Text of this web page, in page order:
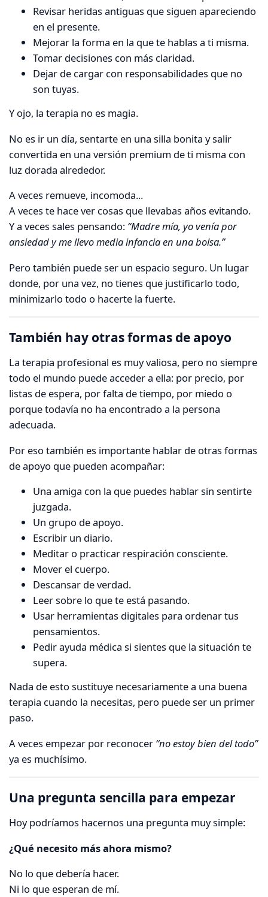
Revisar heridas antiguas que siguen apareciendo
en el presente.
Mejorar la forma en la que te hablas a ti misma.
Tomar decisiones con más claridad.
Dejar de cargar con responsabilidades que no
son tuyas.
Y ojo, la terapia no es magia.
No es ir un día, sentarte en una silla bonita y salir
convertida en una versión premium de ti misma con
luz dorada alrededor.
A veces remueve, incomoda...
A veces te hace ver cosas que llevabas años evitando.
Y a veces sales pensando: “Madre mía, yo venía por
ansiedad y me llevo media infancia en una bolsa.”
Pero también puede ser un espacio seguro. Un lugar
donde, por una vez, no tienes que justificarlo todo,
minimizarlo todo o hacerte la fuerte.
También hay otras formas de apoyo
La terapia profesional es muy valiosa, pero no siempre
todo el mundo puede acceder a ella: por precio, por
listas de espera, por falta de tiempo, por miedo o
porque todavía no ha encontrado a la persona
adecuada.
Por eso también es importante hablar de otras formas
de apoyo que pueden acompañar:
Una amiga con la que puedes hablar sin sentirte
juzgada.
Un grupo de apoyo.
Escribir un diario.
Meditar o practicar respiración consciente.
Mover el cuerpo.
Descansar de verdad.
Leer sobre lo que te está pasando.
Usar herramientas digitales para ordenar tus
pensamientos.
Pedir ayuda médica si sientes que la situación te
supera.
Nada de esto sustituye necesariamente a una buena
terapia cuando la necesitas, pero puede ser un primer
paso.
A veces empezar por reconocer “no estoy bien del todo”
ya es muchísimo.
Una pregunta sencilla para empezar
Hoy podríamos hacernos una pregunta muy simple:
¿Qué necesito más ahora mismo?
No lo que debería hacer.
Ni lo que esperan de mí.